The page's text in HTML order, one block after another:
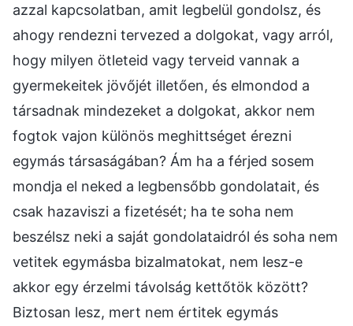
azzal kapcsolatban, amit legbelül gondolsz, és
ahogy rendezni tervezed a dolgokat, vagy arról,
hogy milyen ötleteid vagy terveid vannak a
gyermekeitek jövőjét illetően, és elmondod a
társadnak mindezeket a dolgokat, akkor nem
fogtok vajon különös meghittséget érezni
egymás társaságában? Ám ha a férjed sosem
mondja el neked a legbensőbb gondolatait, és
csak hazaviszi a fizetését; ha te soha nem
beszélsz neki a saját gondolataidról és soha nem
vetitek egymásba bizalmatokat, nem lesz-e
akkor egy érzelmi távolság kettőtök között?
Biztosan lesz, mert nem értitek egymás